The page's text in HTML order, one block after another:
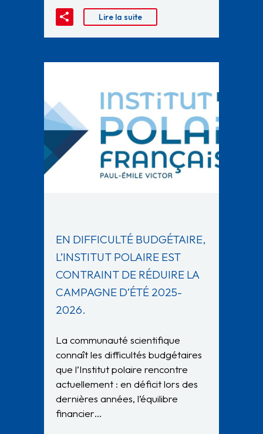
Lire la suite
EN DIFFICULTÉ BUDGÉTAIRE,
L’INSTITUT POLAIRE EST
CONTRAINT DE RÉDUIRE LA
CAMPAGNE D’ÉTÉ 2025-
2026.
La communauté scientifique
connaît les difficultés budgétaires
que l’Institut polaire rencontre
actuellement : en déficit lors des
dernières années, l’équilibre
financier…